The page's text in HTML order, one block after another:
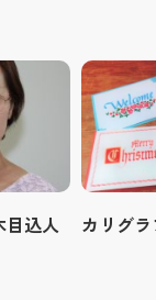
目込人
カリグ